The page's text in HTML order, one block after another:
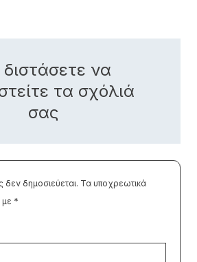
να
τα σχόλιά
σας
δημοσιεύεται. Τα υποχρεωτικά
με *